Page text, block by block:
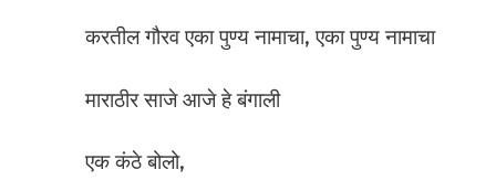
करतील गौरव एका पुण्य नामाचा, एका पुण्य नामाचा
माराठीर साजे आजे हे बंगाली
एक कंठे बोलो,